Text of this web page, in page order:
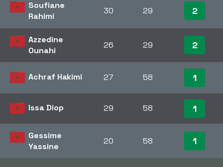
Soufiane
Rahimi
30 29 2
Azzedine
Ounahi
26 29 2
Achraf Hakimi 27 58 1
Issa Diop 29 58 1
Gessime
Yassine
20 58 1